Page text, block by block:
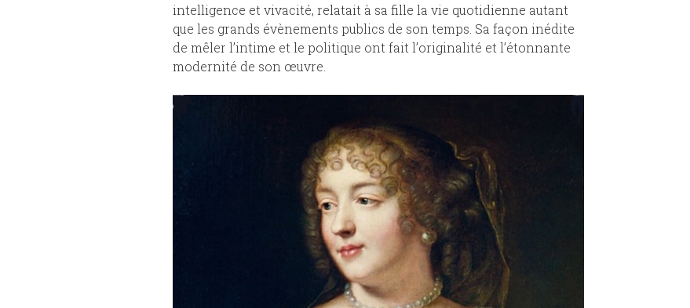
intelligence et vivacité, relatait à sa fille la vie quotidienne autant
que les grands évènements publics de son temps. Sa façon inédite
de mêler l’intime et le politique ont fait l’originalité et l’étonnante
modernité de son œuvre.